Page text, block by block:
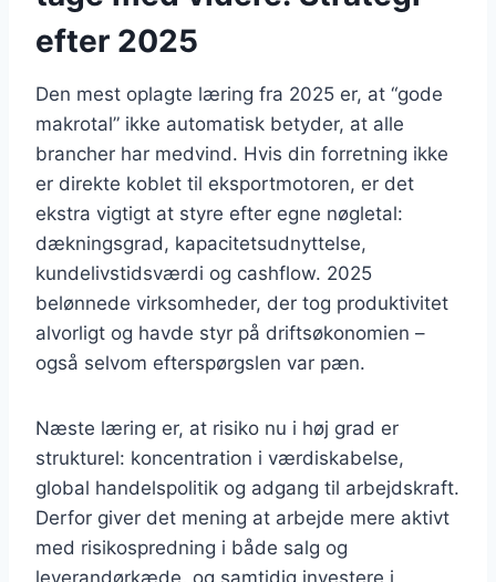
efter 2025
Den mest oplagte læring fra 2025 er, at “gode
makrotal” ikke automatisk betyder, at alle
brancher har medvind. Hvis din forretning ikke
er direkte koblet til eksportmotoren, er det
ekstra vigtigt at styre efter egne nøgletal:
dækningsgrad, kapacitetsudnyttelse,
kundelivstidsværdi og cashflow. 2025
belønnede virksomheder, der tog produktivitet
alvorligt og havde styr på driftsøkonomien –
også selvom efterspørgslen var pæn.
Næste læring er, at risiko nu i høj grad er
strukturel: koncentration i værdiskabelse,
global handelspolitik og adgang til arbejdskraft.
Derfor giver det mening at arbejde mere aktivt
med risikospredning i både salg og